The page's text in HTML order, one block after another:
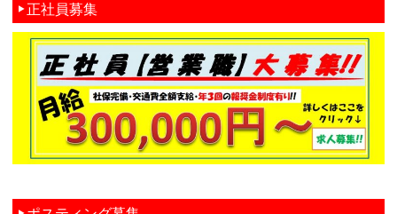
正社員募集